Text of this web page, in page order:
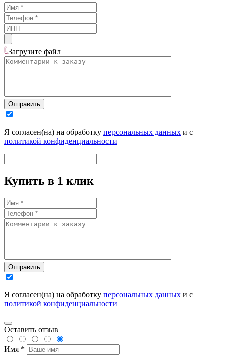
Загрузите файл
Отправить
Я согласен(на) на обработку персональных данных и с
политикой конфиденциальности
Купить в 1 клик
Отправить
Я согласен(на) на обработку персональных данных и с
политикой конфиденциальности
Оставить отзыв
Имя *